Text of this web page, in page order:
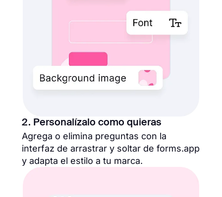
2. Personalízalo como quieras
Agrega o elimina preguntas con la
interfaz de arrastrar y soltar de forms.app
y adapta el estilo a tu marca.